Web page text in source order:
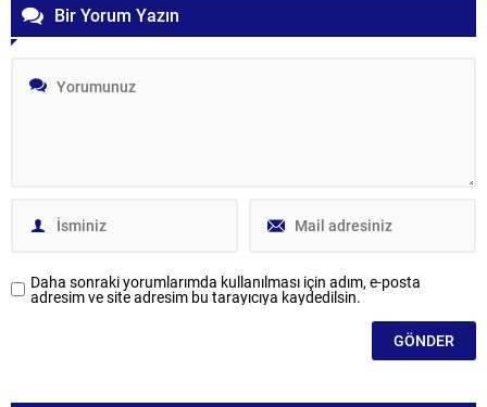
Bir Yorum Yazın
Daha sonraki yorumlarımda kullanılması için adım, e-posta
adresim ve site adresim bu tarayıcıya kaydedilsin.